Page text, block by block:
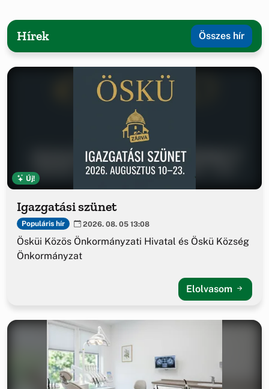
Hírek Összes hír
Új!
Igazgatási szünet
Populáris hír 2026. 08. 05 13:08
Ösküi Közös Önkormányzati Hivatal és Öskü Község
Önkormányzat
Elolvasom